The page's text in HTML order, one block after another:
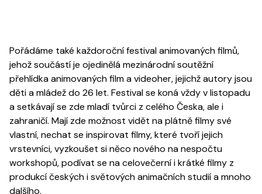
Pořádáme také každoroční festival animovaných filmů,
jehož součástí je ojedinělá mezinárodní soutěžní
přehlídka animovaných film a videoher, jejichž autory jsou
děti a mládež do 26 let. Festival se koná vždy v listopadu
a setkávají se zde mladí tvůrci z celého Česka, ale i
zahraničí. Mají zde možnost vidět na plátně filmy své
vlastní, nechat se inspirovat filmy, které tvoří jejich
vrstevníci, vyzkoušet si něco nového na nespočtu
workshopů, podívat se na celovečerní i krátké filmy z
produkcí českých i světových animačních studií a mnoho
dalšího.